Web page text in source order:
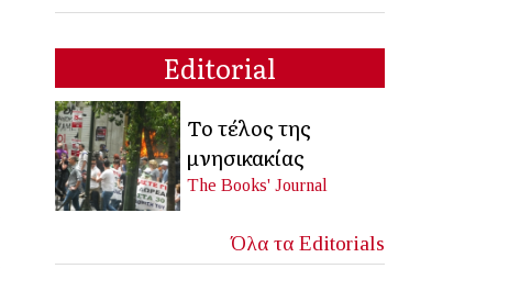
Editorial
Το τέλος της
μνησικακίας
The Books' Journal
Όλα τα Editorials